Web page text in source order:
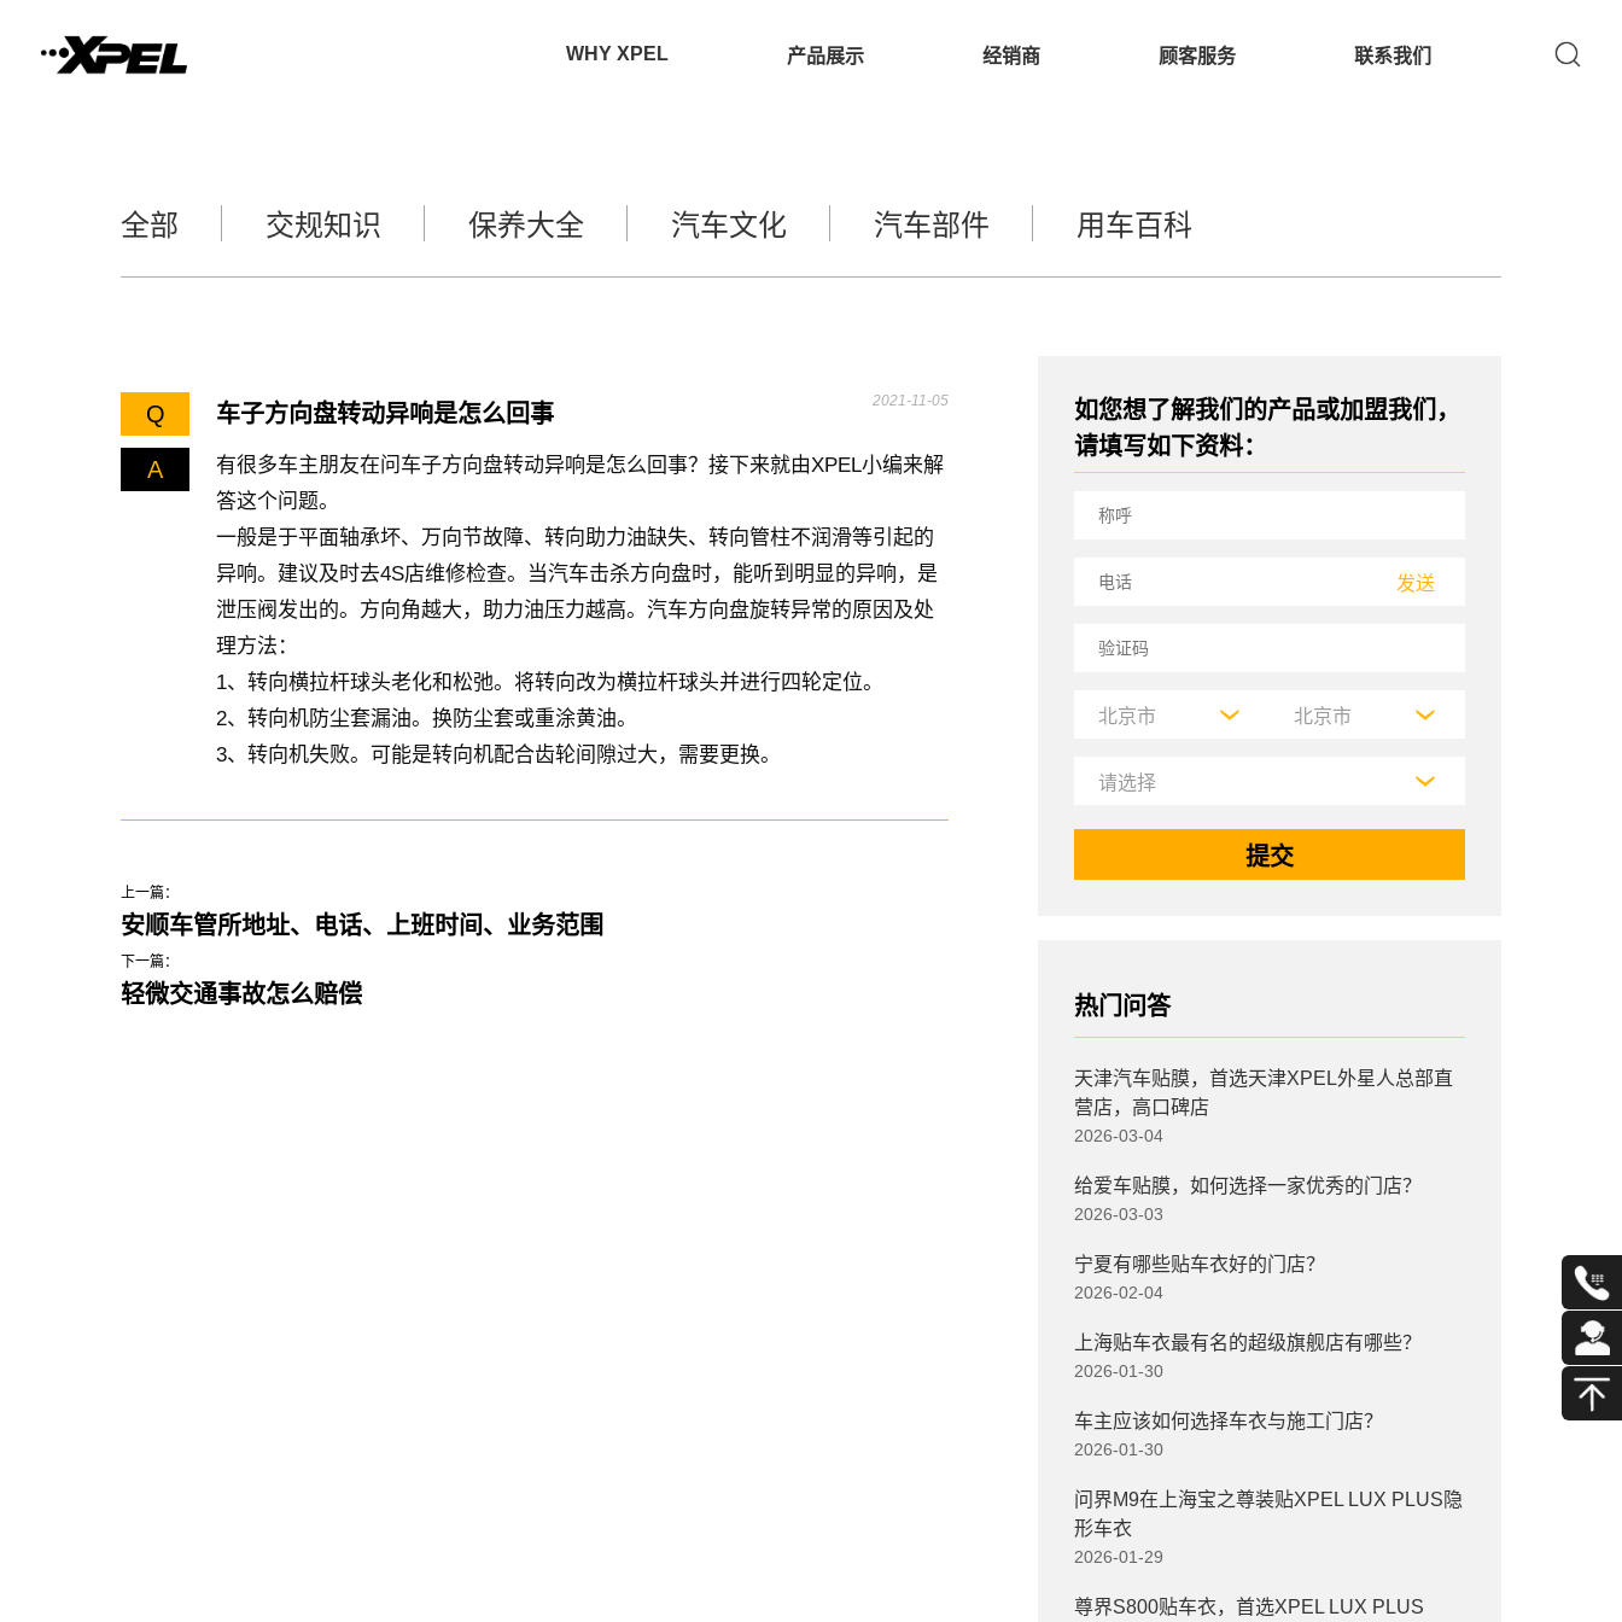
WHY XPEL 产品展示 经销商 顾客服务 联系我们
全部 交规知识 保养大全 汽车文化 汽车部件 用车百科
Q 车子方向盘转动异响是怎么回事 2021-11-05
A
有很多车主朋友在问车子方向盘转动异响是怎么回事？接下来就由XPEL小编来解
答这个问题。
一般是于平面轴承坏、万向节故障、转向助力油缺失、转向管柱不润滑等引起的
异响。建议及时去4S店维修检查。当汽车击杀方向盘时，能听到明显的异响，是
泄压阀发出的。方向角越大，助力油压力越高。汽车方向盘旋转异常的原因及处
理方法：
1、转向横拉杆球头老化和松弛。将转向改为横拉杆球头并进行四轮定位。
2、转向机防尘套漏油。换防尘套或重涂黄油。
3、转向机失败。可能是转向机配合齿轮间隙过大，需要更换。
上一篇：
安顺车管所地址、电话、上班时间、业务范围
下一篇：
轻微交通事故怎么赔偿
如您想了解我们的产品或加盟我们，
请填写如下资料：
发送
热门问答
天津汽车贴膜，首选天津XPEL外星人总部直
营店，高口碑店
2026-03-04
给爱车贴膜，如何选择一家优秀的门店？
2026-03-03
宁夏有哪些贴车衣好的门店？
2026-02-04
上海贴车衣最有名的超级旗舰店有哪些？
2026-01-30
车主应该如何选择车衣与施工门店？
2026-01-30
问界M9在上海宝之尊装贴XPEL LUX PLUS隐
形车衣
2026-01-29
尊界S800贴车衣，首选XPEL LUX PLUS